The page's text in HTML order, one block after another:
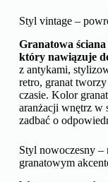
Granatowa ściana
inspiracje
Granatowa ściana
inspiracje można
aranżację do
ściana może być
dobrze
Styl vintage –